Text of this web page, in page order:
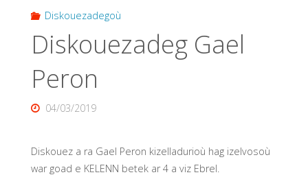
Diskouezadegoù
Diskouezadeg Gael
Peron
04/03/2019
Diskouez a ra Gael Peron kizelladurioù hag izelvosoù
war goad e KELENN betek ar 4 a viz Ebrel.